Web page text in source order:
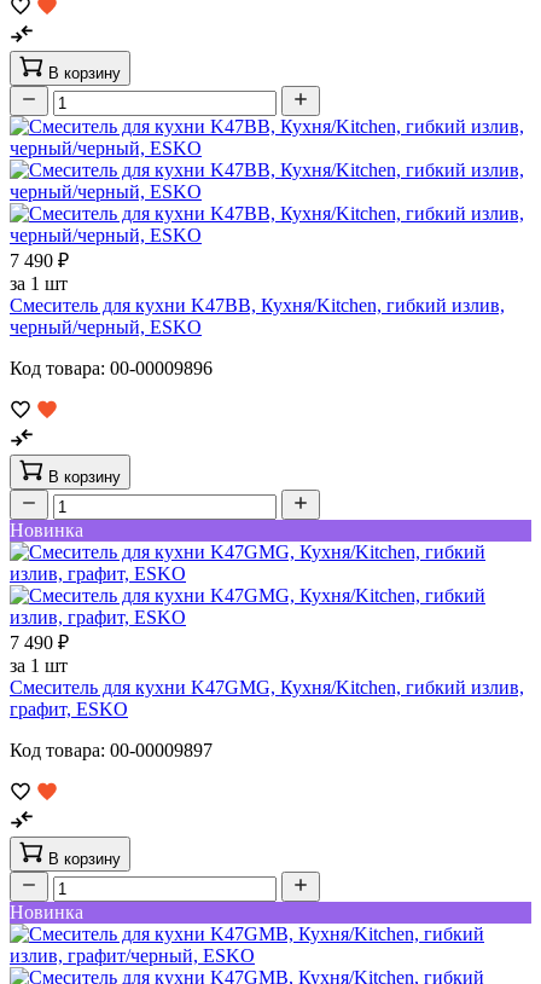
В корзину
7 490 ₽
за 1 шт
Смеситель для кухни K47BB, Кухня/Kitchen, гибкий излив,
черный/черный, ESKO
Код товара: 00-00009896
В корзину
Новинка
7 490 ₽
за 1 шт
Смеситель для кухни K47GMG, Кухня/Kitchen, гибкий излив,
графит, ESKO
Код товара: 00-00009897
В корзину
Новинка